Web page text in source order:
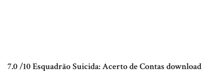
7.0 /10 Esquadrão Suicida: Acerto de Contas download